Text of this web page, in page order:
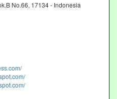
No.66, 17134 - Indonesia